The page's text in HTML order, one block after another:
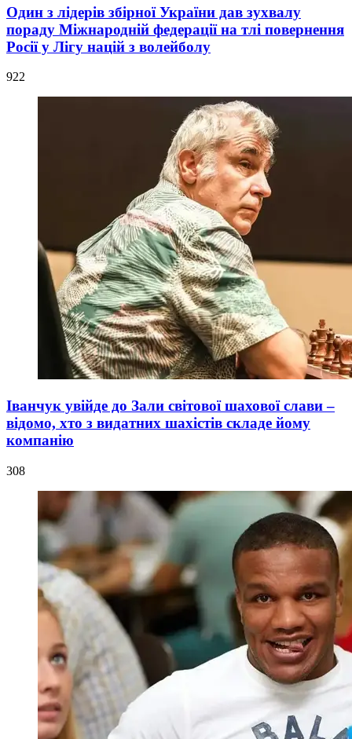
Один з лідерів збірної України дав зухвалу
пораду Міжнародній федерації на тлі повернення
Росії у Лігу націй з волейболу
922
Іванчук увійде до Зали світової шахової слави –
відомо, хто з видатних шахістів складе йому
компанію
308